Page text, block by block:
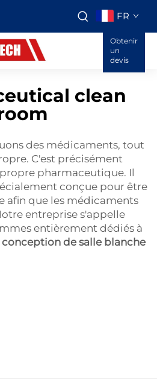
FR
Obtenir
un
devis
clean
des médicaments, tout
C'est précisément
pharmaceutique. Il
conçue pour être
afin que les médicaments
entreprise s'appelle
entièrement dédiés à
conception de salle blanche